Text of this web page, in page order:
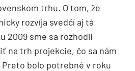
trhu. O tom, že
rozvíja svedčí aj tá
2009 sme sa rozhodli
na trh projekcie, čo sa nám
bolo potrebné v roku